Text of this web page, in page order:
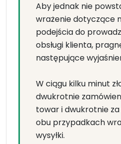
Aby jednak nie
wrażenie dotyczące
podejścia do
obsługi klienta,
następujące
W ciągu kilku minut
dwukrotnie
towar i dwukrotnie za
obu przypadkach
wysyłki.